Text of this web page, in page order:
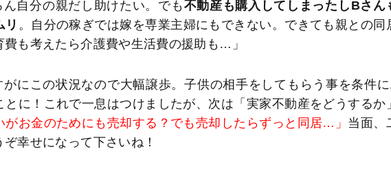
自分の親だし助けたい。でも 不動産も購入してしまったしBさん
リ 。自分の稼ぎでは嫁を専業主婦にもできない。できても親との同
も考えたら介護費や生活費の援助も…」
にこの状況なので大幅譲歩。子供の相手をしてもらう事を条件
に！これで一息はつけましたが、次は「実家不動産をどうするか」
がお金のためにも売却する？でも売却したらずっと同居…」 当面、
幸せになって下さいね！